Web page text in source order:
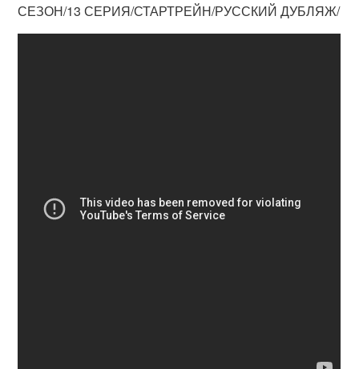
СЕЗОН/13 СЕРИЯ/СТАРТРЕЙН/РУССКИЙ ДУБЛЯЖ/